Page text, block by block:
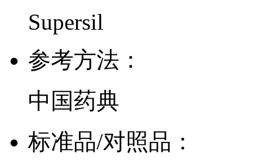
Supersil
参考方法：
中国药典
标准品/对照品：